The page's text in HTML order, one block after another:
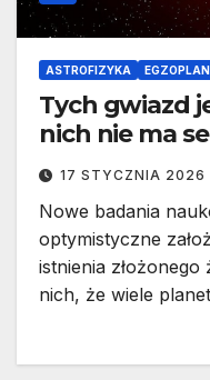
ASTROFIZYKA
Tych gwiazd
nich nie ma
17 STYCZNIA 2026
Nowe badania
optymistyczne
istnienia
nich, że wiele